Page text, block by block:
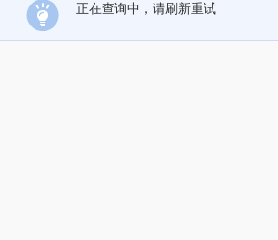
正在查询中，请刷新重试